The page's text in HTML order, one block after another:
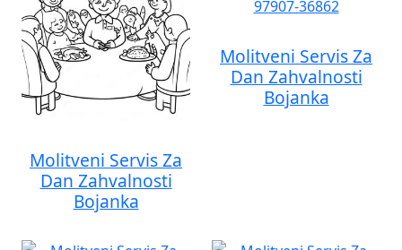
Molitveni Servis Za
Dan Zahvalnosti
Bojanka
Molitveni Servis Za
Dan Zahvalnosti
Bojanka